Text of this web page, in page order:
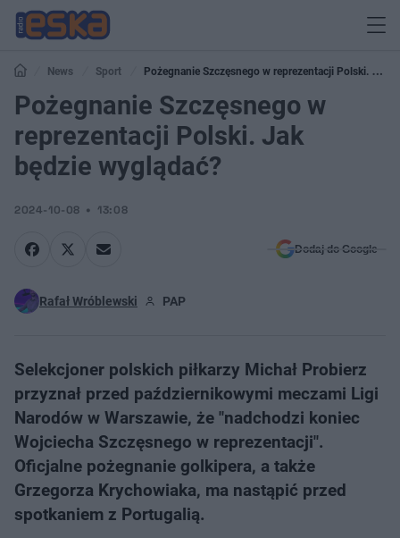
News Sport
Pożegnanie Szczęsnego w reprezentacji Polski. Jak
będzie wyglądać?
Pożegnanie Szczęsnego w
reprezentacji Polski. Jak
będzie wyglądać?
2024-10-08 13:08
Dodaj do Google
Rafał Wróblewski PAP
Selekcjoner polskich piłkarzy Michał Probierz
przyznał przed październikowymi meczami Ligi
Narodów w Warszawie, że "nadchodzi koniec
Wojciecha Szczęsnego w reprezentacji".
Oficjalne pożegnanie golkipera, a także
Grzegorza Krychowiaka, ma nastąpić przed
spotkaniem z Portugalią.